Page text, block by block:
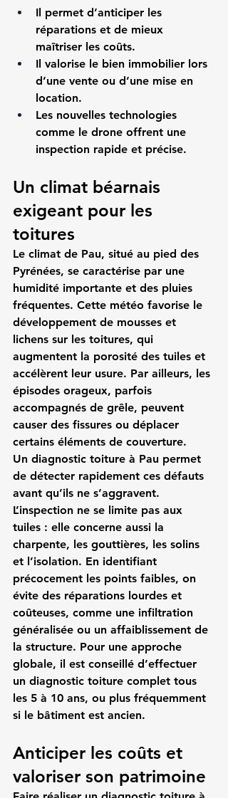
Il permet d’anticiper les
réparations et de mieux
maîtriser les coûts.
Il valorise le bien immobilier lors
d’une vente ou d’une mise en
location.
Les nouvelles technologies
comme le drone offrent une
inspection rapide et précise.
Un climat béarnais
exigeant pour les
toitures
Le climat de Pau, situé au pied des
Pyrénées, se caractérise par une
humidité importante et des pluies
fréquentes. Cette météo favorise le
développement de mousses et
lichens sur les toitures, qui
augmentent la porosité des tuiles et
accélèrent leur usure. Par ailleurs, les
épisodes orageux, parfois
accompagnés de grêle, peuvent
causer des fissures ou déplacer
certains éléments de couverture.
Un diagnostic toiture à Pau permet
de détecter rapidement ces défauts
avant qu’ils ne s’aggravent.
L’inspection ne se limite pas aux
tuiles : elle concerne aussi la
charpente, les gouttières, les solins
et l’isolation. En identifiant
précocement les points faibles, on
évite des réparations lourdes et
coûteuses, comme une infiltration
généralisée ou un affaiblissement de
la structure. Pour une approche
globale, il est conseillé d’effectuer
un diagnostic toiture complet tous
les 5 à 10 ans, ou plus fréquemment
si le bâtiment est ancien.
Anticiper les coûts et
valoriser son patrimoine